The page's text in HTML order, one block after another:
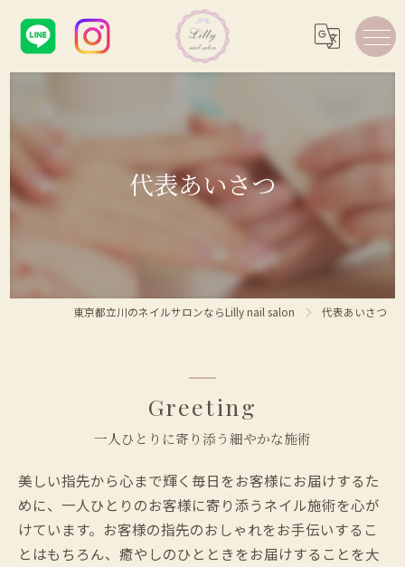
代表あいさつ
東京都立川のネイルサロンならLilly nail salon 代表あいさつ
一人ひとりに寄り添う細やかな施術
Greeting
美しい指先から心まで輝く毎日をお客様にお届けするた
めに、一人ひとりのお客様に寄り添うネイル施術を心が
けています。お客様の指先のおしゃれをお手伝いするこ
とはもちろん、癒やしのひとときをお届けすることを大